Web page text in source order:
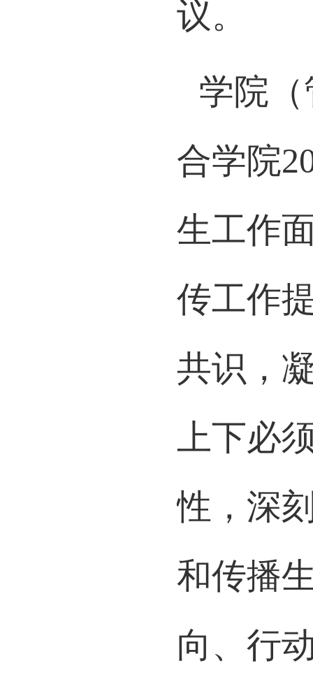
议。
学院
合学院
生工作
传工作
共识，
上下必
性，深
和传播
向、行